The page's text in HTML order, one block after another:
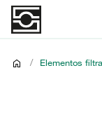
/ Elementos